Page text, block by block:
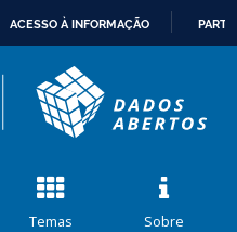
CONTEÚDO
ACESSO À INFORMAÇÃO
Temas Sobre